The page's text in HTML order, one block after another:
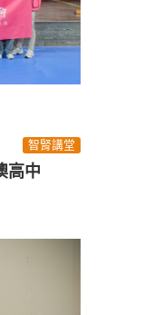
智腎講堂
高中